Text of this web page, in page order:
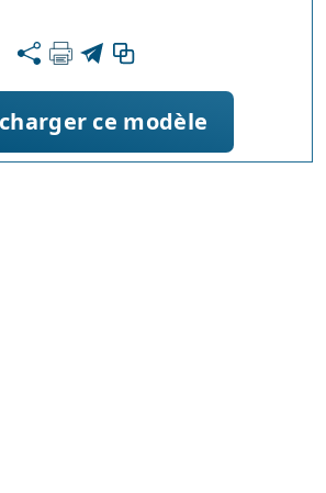
ce modèle